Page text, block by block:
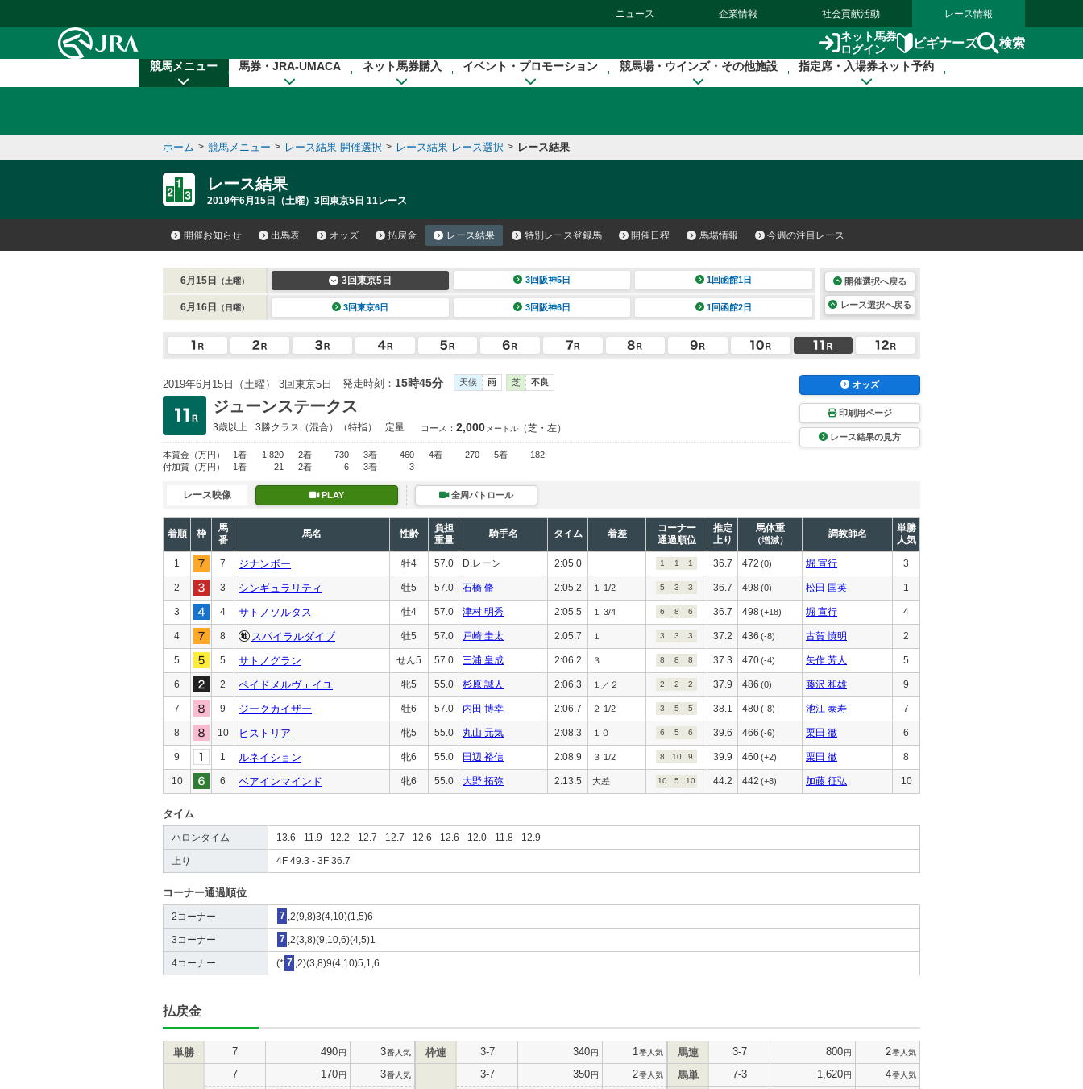
ニュース 企業情報 社会貢献活動 レース情報
ネット馬券
ログイン
ビギナーズ 検索
競馬メニュー 馬券・JRA-UMACA ネット馬券購入 イベント・プロモーション 競馬場・ウインズ・その他施設 指定席・入場券ネット予約
ホーム > 競馬メニュー > レース結果 開催選択 > レース結果 レース選択 > レース結果
レース結果
2019年6月15日（土曜）3回東京5日 11レース
開催お知らせ 出馬表 オッズ 払戻金 レース結果 特別レース登録馬 開催日程 馬場情報 今週の注目レース
6月15日 （土曜） 3回東京5日 3回阪神5日 1回函館1日
6月16日 （日曜） 3回東京6日 3回阪神6日 1回函館2日
開催選択へ戻る
レース選択へ戻る
2019年6月15日（土曜） 3回東京5日 発走時刻： 15時45分 天候 雨 芝 不良
ジューンステークス
3歳以上 3勝クラス （混合）（特指） 定量 コース： 2,000 メートル （芝・左）
本賞金 （万円） 1着 1,820 2着 730 3着 460 4着 270 5着
182
付加賞 （万円） 1着 21 2着 6 3着 3
オッズ
印刷用ページ
レース結果の見方
レース映像 PLAY 全周パトロール
着順 枠
馬
番
馬名 性齢
負担
重量
騎手名 タイム 着差
コーナー
通過順位
推定
上り
馬体重
（増減）
調教師名
単勝
人気
1 7 ジナンボー 牡4 57.0 D.レーン 2:05.0 1 1 1 36.7 472 (0) 堀 宣行 3
2 3 シンギュラリティ 牡5 57.0 石橋 脩 2:05.2 １ 1/2 5 3 3 36.7 498 (0) 松田 国英 1
3 4 サトノソルタス 牡4 57.0 津村 明秀 2:05.5 １ 3/4 6 8 6 36.7 498(+18) 堀 宣行 4
4 8 スパイラルダイブ 牡5 57.0 戸崎 圭太 2:05.7 １ 3 3 3 37.2 436 (-8) 古賀 慎明 2
5 5 サトノグラン せん5 57.0 三浦 皇成 2:06.2 ３ 8 8 8 37.3 470(-4) 矢作 芳人 5
6 2 ペイドメルヴェイユ 牝5 55.0 杉原 誠人 2:06.3 １／２ 2 2 2 37.9 486 (0) 藤沢 和雄 9
7 9 ジークカイザー 牡6 57.0 内田 博幸 2:06.7 ２ 1/2 3 5 5 38.1 480(-8) 池江 泰寿 7
8 10 ヒストリア 牝5 55.0 丸山 元気 2:08.3 １０ 6 5 6 39.6 466 (-6) 栗田 徹 6
9 1 ルネイション 牝6 55.0 田辺 裕信 2:08.9 ３ 1/2 8 10 9 39.9 460(+2) 栗田 徹 8
10 6 ベアインマインド 牝6 55.0 大野 拓弥 2:13.5 大差 10 5 10 44.2 442 (+8) 加藤 征弘 10
タイム
ハロンタイム 13.6 - 11.9 - 12.2 - 12.7 - 12.7 - 12.6 - 12.6 - 12.0 - 11.8 - 12.9
上り 4F 49.3 - 3F 36.7
コーナー通過順位
2コーナー 7 ,2(9,8)3(4,10)(1,5)6
3コーナー 7 ,2(3,8)(9,10,6)(4,5)1
4コーナー (* 7 ,2)(3,8)9(4,10)5,1,6
払戻金
単勝 7 490円 3番人気
7 170円 3番人気
枠連 3-7 340円 1 番人気
3-7 350円 2番人気
馬連 3-7 800円 2番人気
馬単 7-3 1,620円 4番人気